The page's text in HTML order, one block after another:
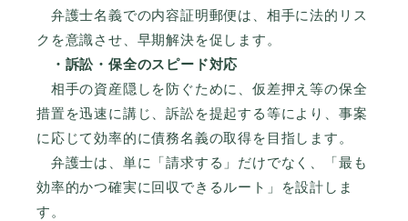
弁護士名義での内容証明郵便は、相手に法的リス
クを意識させ、早期解決を促します。
・訴訟・保全のスピード対応
相手の資産隠しを防ぐために、仮差押え等の保全
措置を迅速に講じ、訴訟を提起する等により、事案
に応じて効率的に債務名義の取得を目指します。
弁護士は、単に「請求する」だけでなく、「最も
効率的かつ確実に回収できるルート」を設計しま
す。